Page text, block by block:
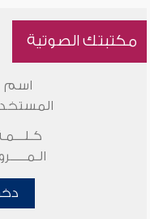
مكتبتك الصوتية
اسم